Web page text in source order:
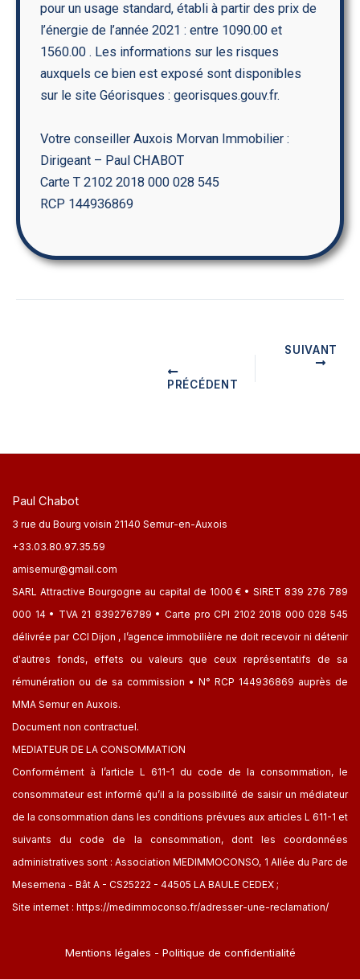
pour un usage standard, établi à partir des prix de
l’énergie de l’année 2021 : entre 1090.00 et
1560.00 . Les informations sur les risques
auxquels ce bien est exposé sont disponibles
sur le site Géorisques : georisques.gouv.fr.
Votre conseiller Auxois Morvan Immobilier :
Dirigeant – Paul CHABOT
Carte T 2102 2018 000 028 545
RCP 144936869
PRÉCÉDENT
SUIVANT
Paul Chabot
3 rue du Bourg voisin 21140 Semur-en-Auxois
+33.03.80.97.35.59
amisemur@gmail.com
SARL Attractive Bourgogne au capital de 1000 € • SIRET 839 276 789
000 14 • TVA 21 839276789 • Carte pro CPI 2102 2018 000 028 545
délivrée par CCI Dijon , l’agence immobilière ne doit recevoir ni détenir
d'autres fonds, effets ou valeurs que ceux représentatifs de sa
rémunération ou de sa commission • N° RCP 144936869 auprès de
MMA Semur en Auxois.
Document non contractuel.
MEDIATEUR DE LA CONSOMMATION
Conformément à l’article L 611-1 du code de la consommation, le
consommateur est informé qu’il a la possibilité de saisir un médiateur
de la consommation dans les conditions prévues aux articles L 611-1 et
suivants du code de la consommation, dont les coordonnées
administratives sont : Association MEDIMMOCONSO, 1 Allée du Parc de
Mesemena - Bât A - CS25222 - 44505 LA BAULE CEDEX ;
Site internet : https://medimmoconso.fr/adresser-une-reclamation/
Mentions légales - Politique de confidentialité